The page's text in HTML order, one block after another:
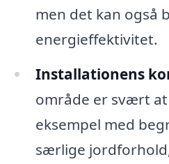
men det kan også
energieffektivitet.
Installationens
område er svært
eksempel med
særlige